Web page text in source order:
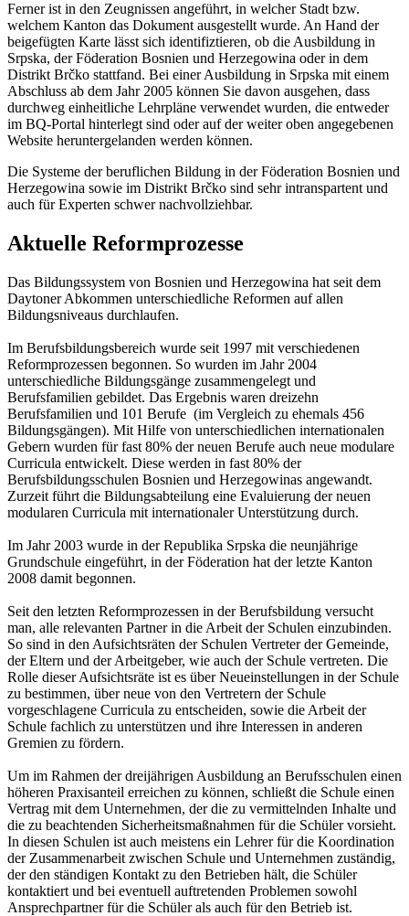
Ferner ist in den Zeugnissen angeführt, in welcher Stadt bzw.
welchem Kanton das Dokument ausgestellt wurde. An Hand der
beigefügten Karte lässt sich identifiztieren, ob die Ausbildung in
Srpska, der Föderation Bosnien und Herzegowina oder in dem
Distrikt Brčko stattfand. Bei einer Ausbildung in Srpska mit einem
Abschluss ab dem Jahr 2005 können Sie davon ausgehen, dass
durchweg einheitliche Lehrpläne verwendet wurden, die entweder
im BQ-Portal hinterlegt sind oder auf der weiter oben angegebenen
Website heruntergelanden werden können.
Die Systeme der beruflichen Bildung in der Föderation Bosnien und
Herzegowina sowie im Distrikt Brčko sind sehr intranspartent und
auch für Experten schwer nachvollziehbar.
Aktuelle Reformprozesse
Das Bildungssystem von Bosnien und Herzegowina hat seit dem
Daytoner Abkommen unterschiedliche Reformen auf allen
Bildungsniveaus durchlaufen.
Im Berufsbildungsbereich wurde seit 1997 mit verschiedenen
Reformprozessen begonnen. So wurden im Jahr 2004
unterschiedliche Bildungsgänge zusammengelegt und
Berufsfamilien gebildet. Das Ergebnis waren dreizehn
Berufsfamilien und 101 Berufe (im Vergleich zu ehemals 456
Bildungsgängen). Mit Hilfe von unterschiedlichen internationalen
Gebern wurden für fast 80% der neuen Berufe auch neue modulare
Curricula entwickelt. Diese werden in fast 80% der
Berufsbildungsschulen Bosnien und Herzegowinas angewandt.
Zurzeit führt die Bildungsabteilung eine Evaluierung der neuen
modularen Curricula mit internationaler Unterstützung durch.
Im Jahr 2003 wurde in der Republika Srpska die neunjährige
Grundschule eingeführt, in der Föderation hat der letzte Kanton
2008 damit begonnen.
Seit den letzten Reformprozessen in der Berufsbildung versucht
man, alle relevanten Partner in die Arbeit der Schulen einzubinden.
So sind in den Aufsichtsräten der Schulen Vertreter der Gemeinde,
der Eltern und der Arbeitgeber, wie auch der Schule vertreten. Die
Rolle dieser Aufsichtsräte ist es über Neueinstellungen in der Schule
zu bestimmen, über neue von den Vertretern der Schule
vorgeschlagene Curricula zu entscheiden, sowie die Arbeit der
Schule fachlich zu unterstützen und ihre Interessen in anderen
Gremien zu fördern.
Um im Rahmen der dreijährigen Ausbildung an Berufsschulen einen
höheren Praxisanteil erreichen zu können, schließt die Schule einen
Vertrag mit dem Unternehmen, der die zu vermittelnden Inhalte und
die zu beachtenden Sicherheitsmaßnahmen für die Schüler vorsieht.
In diesen Schulen ist auch meistens ein Lehrer für die Koordination
der Zusammenarbeit zwischen Schule und Unternehmen zuständig,
der den ständigen Kontakt zu den Betrieben hält, die Schüler
kontaktiert und bei eventuell auftretenden Problemen sowohl
Ansprechpartner für die Schüler als auch für den Betrieb ist.